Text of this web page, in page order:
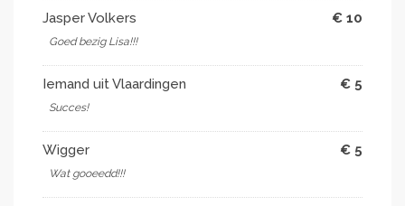
Jasper Volkers € 10
Goed bezig Lisa!!!
Iemand uit Vlaardingen € 5
Succes!
Wigger € 5
Wat gooeedd!!!